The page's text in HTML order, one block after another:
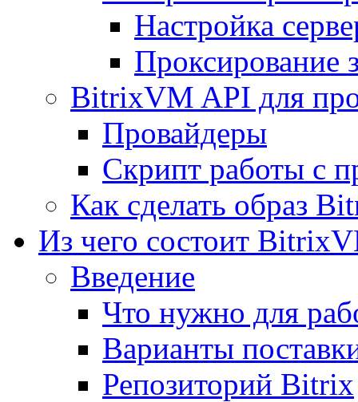
Настройка
Проксирование
BitrixVM API для
Провайдеры
Скрипт работы с
Как сделать образ
Из чего состоит
Введение
Что нужно для
Варианты
Репозиторий Bitrix